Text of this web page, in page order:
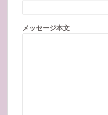
メッセージ本文